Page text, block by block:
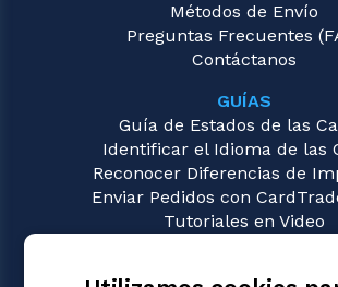
Métodos de Envío
Preguntas Frecuentes
Contáctanos
GUÍAS
Guía de Estados de las
Identificar el Idioma de las
Reconocer Diferencias de
Enviar Pedidos con
Tutoriales en Video